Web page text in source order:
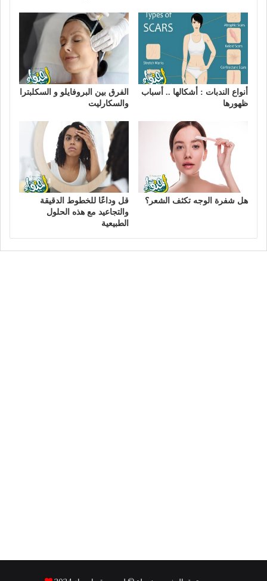
أنواع الندبات : أشكالها .. أسباب
ظهورها
الفرق بين البروفايلو و السكلبترا
والسكارليت
هل شفرة الوجه تكثف الشعر؟
قل وداعًا للخطوط الدقيقة
والتجاعيد مع هذه الحلول
الطبيعية